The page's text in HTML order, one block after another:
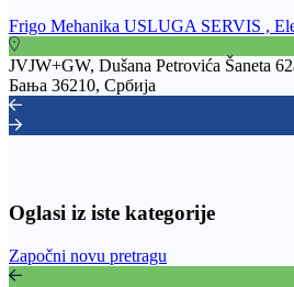
Frigo Mehanika USLUGA SERVIS ,
JVJW+GW, Dušana Petrovića Šaneta
Бања 36210, Србија
Oglasi iz iste kategorije
Započni novu pretragu